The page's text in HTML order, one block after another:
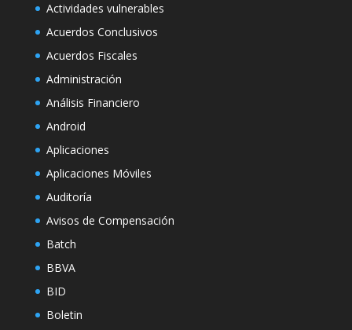
Actividades vulnerables
Acuerdos Conclusivos
Acuerdos Fiscales
Administración
Análisis Financiero
Android
Aplicaciones
Aplicaciones Móviles
Auditoría
Avisos de Compensación
Batch
BBVA
BID
Boletin